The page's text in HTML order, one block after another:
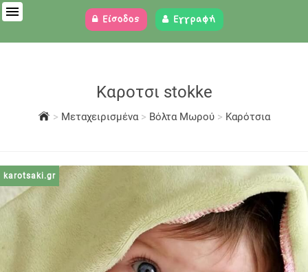
Είσοδος Εγγραφή
Καροτσι stokke
> Μεταχειρισμένα > Βόλτα Μωρού > Καρότσια
karotsaki.gr